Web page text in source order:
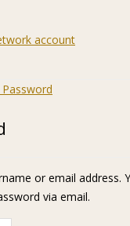
account
or email address.
via email.